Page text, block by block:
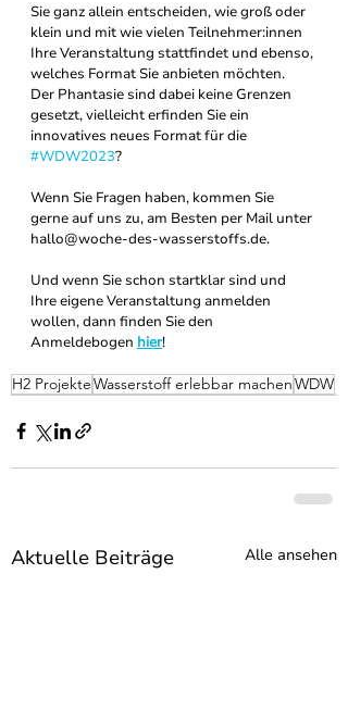
Sie ganz allein entscheiden, wie groß oder
klein und mit wie vielen Teilnehmer:innen
Ihre Veranstaltung stattfindet und ebenso,
welches Format Sie anbieten möchten.
Der Phantasie sind dabei keine Grenzen
gesetzt, vielleicht erfinden Sie ein
innovatives neues Format für die
#WDW2023?
Wenn Sie Fragen haben, kommen Sie
gerne auf uns zu, am Besten per Mail unter
hallo@woche-des-wasserstoffs.de.
Und wenn Sie schon startklar sind und
Ihre eigene Veranstaltung anmelden
wollen, dann finden Sie den
Anmeldebogen hier!
H2 ProjekteWasserstoff erlebbar machenWDW
Aktuelle Beiträge Alle ansehen